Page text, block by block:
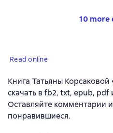
10 more
Read online
Книга Татьяны
скачать в fb2, txt, epub, pdf
Оставляйте комментарии
понравившиеся.